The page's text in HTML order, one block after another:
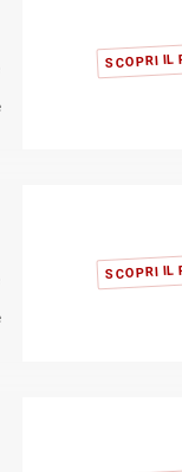
SCOPRI IL
SCOPRI IL